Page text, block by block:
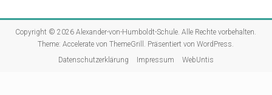
Copyright © 2026Alexander-von-Humboldt-Schule . Alle Rechte vorbehalten.
Theme:Accelerate von ThemeGrill. Präsentiert vonWordPress
Datenschutzerklärung
Impressum WebUntis